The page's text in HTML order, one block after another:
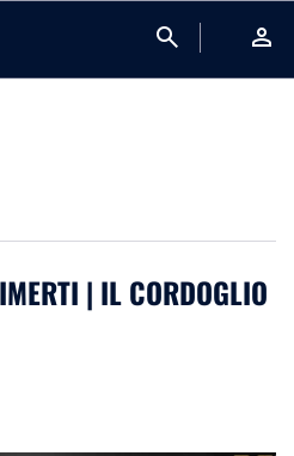
search person
| IL CORDOGLIO